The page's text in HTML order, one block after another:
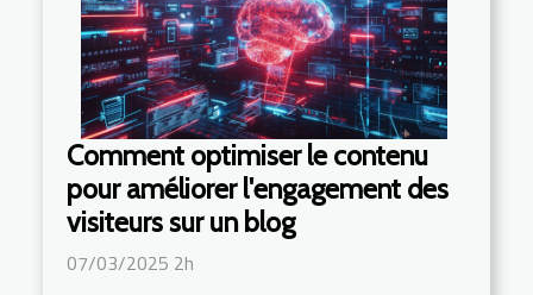
Comment optimiser le contenu
pour améliorer l'engagement des
visiteurs sur un blog
07/03/2025 2h